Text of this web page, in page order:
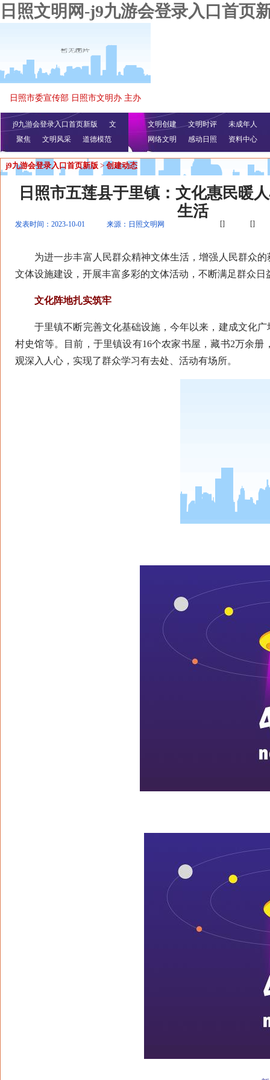
日照文明网-j9九游会登录入口首页
日照市委宣传部 日照市文明办 主办
j9九游会登录入口首页新版
文
明播报
公益视频
聚焦 文明风采 道德模范
文明创建 文明时评
未成年人
网络文明
感动日照 资料中心
j9九游会登录入口首页新版 > 创建动态
日照市五莲县于里镇：文化惠民暖
生活
发表时间：2023-10-01 来源：日照文明网 [] []
为进一步丰富人民群众精神文体生活，增强人民群众的
文体设施建设，开展丰富多彩的文体活动，不断满足群众
文化阵地扎实筑牢
于里镇不断完善文化基础设施，今年以来，建成文化广
村史馆等。目前，于里镇设有16个农家书屋，藏书2万余
观深入人心，实现了群众学习有去处、活动有场所。